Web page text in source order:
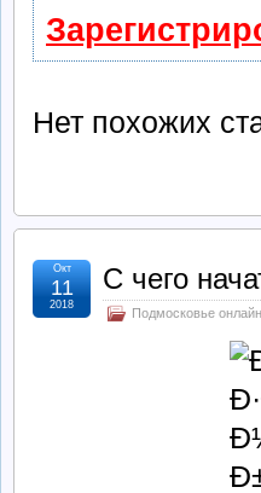
Нет похожих
С чего
Подмосковье
Окт
11
2018